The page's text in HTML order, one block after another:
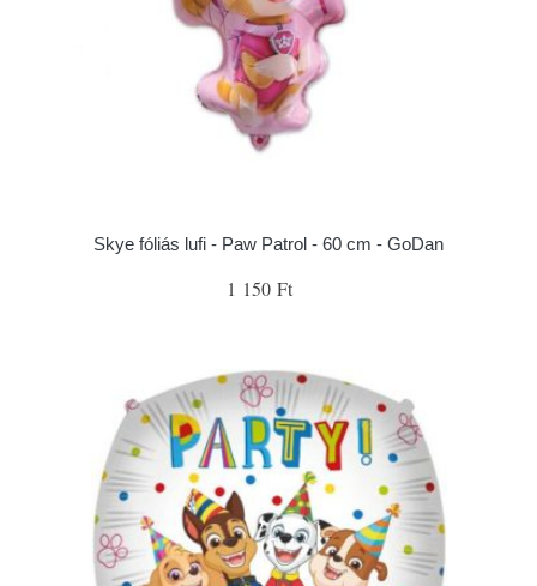
Skye fóliás lufi - Paw Patrol - 60 cm - GoDan
1 150 Ft